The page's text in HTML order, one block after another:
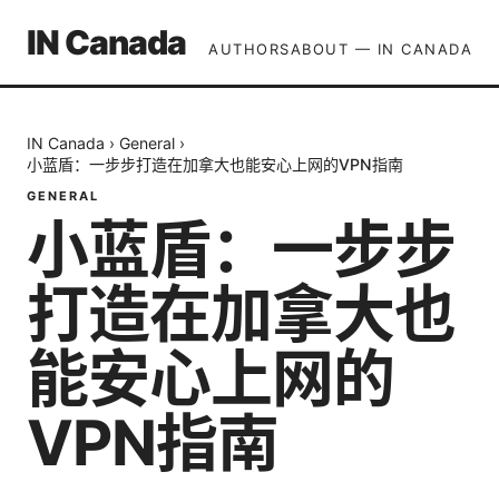
IN Canada AUTHORSABOUT — IN CANADA
IN Canada › General ›
小蓝盾：一步步打造在加拿大也能安心上网的VPN指南
GENERAL
小蓝盾：一步步
打造在加拿大也
能安心上网的
VPN指南